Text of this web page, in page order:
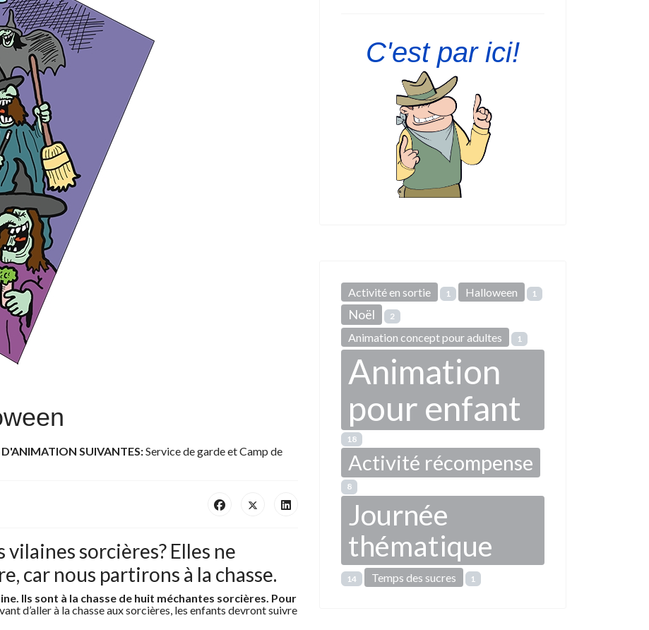
D'ANIMATION SUIVANTES:Service de garde et Camp de
vilaines sorcières? Elles ne
car nous partirons à la chasse.
Ils sont à la chasse de huit méchantes sorcières. Pour
d’aller à la chasse aux sorcières, les enfants devront suivre
C'est par ici!
Activité en sortie 1 Halloween 1
Noël 2
Animation concept pour adultes 1
Animation
pour enfant
18
Activité récompense
8
Journée
thématique
14 Temps des sucres 1